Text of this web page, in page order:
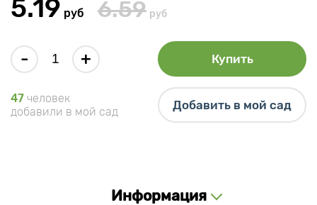
5.19 руб 6.59 руб
- + Купить
47 человек
добавили в мой сад
Добавить в мой сад
Информация